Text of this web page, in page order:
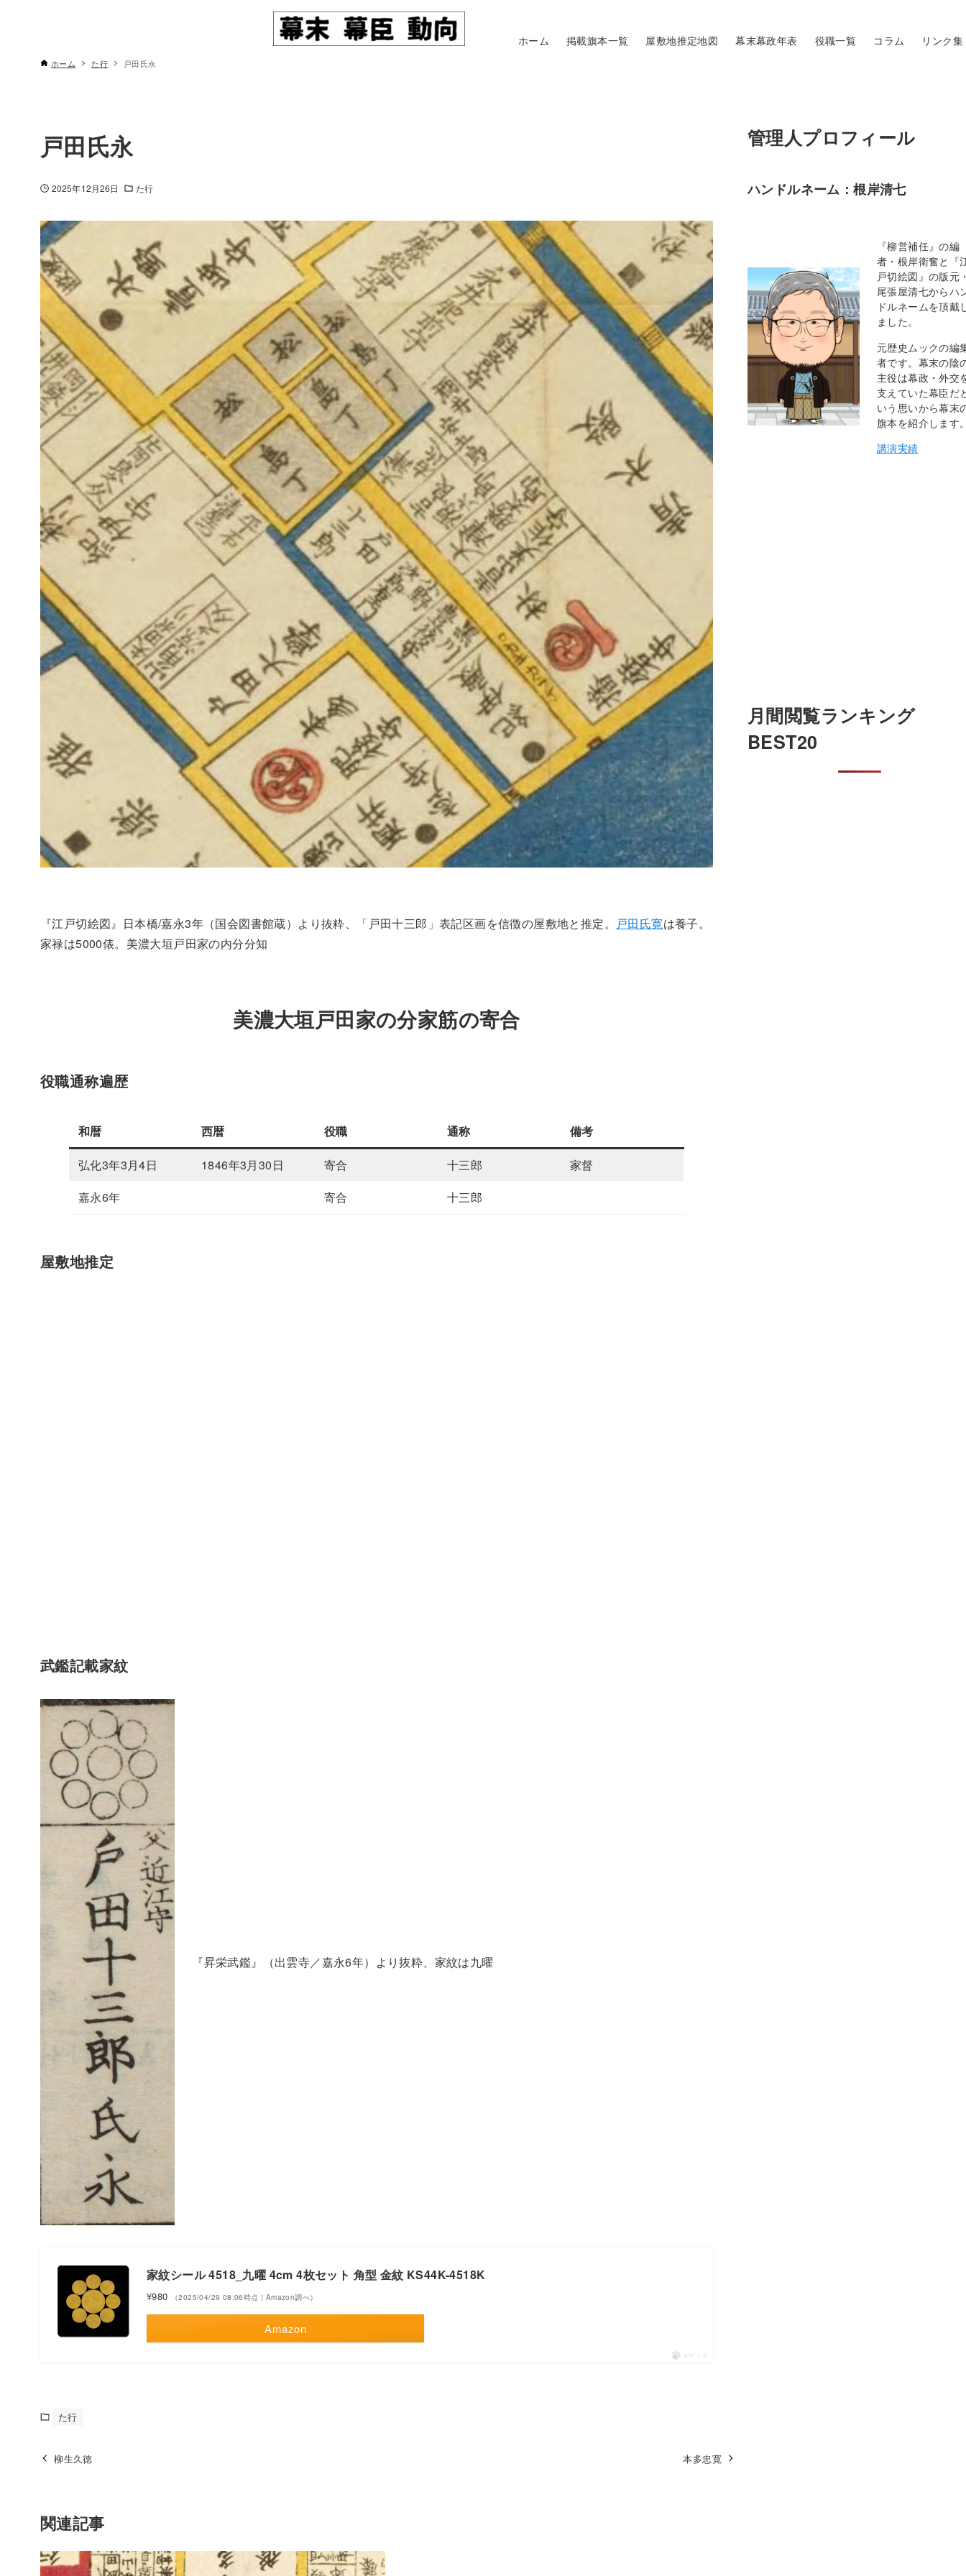
ホーム 掲載旗本一覧 屋敷地推定地図 幕末幕政年表 役職一覧 コラム リンク集
ホーム た行 戸田氏永
戸田氏永
2025年12月26日 た行
『江戸切絵図』日本橋/嘉永3年（国会図書館蔵）より抜粋、「戸田十三郎」表記区画を信徴の屋敷地と推定。 戸田氏寛は養子。
家禄は5000俵。美濃大垣戸田家の内分分知
美濃大垣戸田家の分家筋の寄合
役職通称遍歴
和暦 西暦 役職 通称 備考
弘化3年3月4日 1846年3月30日 寄合 十三郎
家督
嘉永6年
寄合 十三郎
屋敷地推定
武鑑記載家紋
『昇栄武鑑』（出雲寺／嘉永6年）より抜粋、家紋は九曜
家紋シール 4518_九曜 4cm 4枚セット 角型 金紋 KS44K-4518K
¥980 （2025/04/29 08:06時点 | Amazon調べ）
Amazon
ポチップ
た行
柳生久徳 本多忠寛
関連記事
管理人プロフィール
ハンドルネーム：根岸清七
『柳営補任』の編
者・根岸衛奮と『
戸切絵図』の版元
尾張屋清七からハ
ドルネームを頂戴
ました。
元歴史ムックの編
者です。幕末の陰
主役は幕政・外交
支えていた幕臣だ
いう思いから幕末
旗本を紹介します
講演実績
月間閲覧ランキング
BEST20